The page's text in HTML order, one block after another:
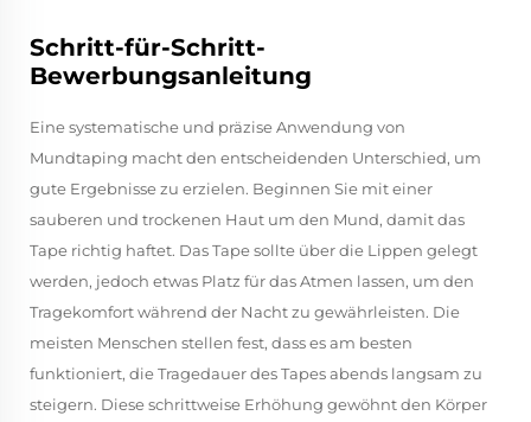
Schritt-für-Schritt-
Bewerbungsanleitung
Eine systematische und präzise Anwendung von
Mundtaping macht den entscheidenden Unterschied, um
gute Ergebnisse zu erzielen. Beginnen Sie mit einer
sauberen und trockenen Haut um den Mund, damit das
Tape richtig haftet. Das Tape sollte über die Lippen gelegt
werden, jedoch etwas Platz für das Atmen lassen, um den
Tragekomfort während der Nacht zu gewährleisten. Die
meisten Menschen stellen fest, dass es am besten
funktioniert, die Tragedauer des Tapes abends langsam zu
steigern. Diese schrittweise Erhöhung gewöhnt den Körper